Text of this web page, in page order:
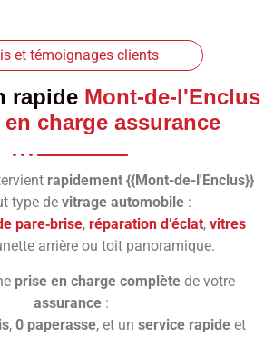
et témoignages clients
rapide Mont-de-l'Enclus
charge assurance
rapidement {{Mont-de-l'Enclus}}
type de vitrage automobile :
pare‑brise, réparation d’éclat, vitres
arrière ou toit panoramique.
prise en charge complètede votre
assurance:
, 0 paperasse, et un service rapideet